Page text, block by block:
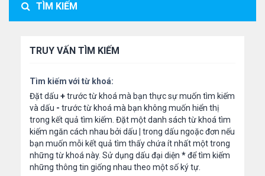
TÌM KIẾM
TRUY VẤN TÌM KIẾM
Tìm kiếm với từ khoá:
Đặt dấu +trước từ khoá mà bạn thực sự muốn tìm kiếm
và dấu - trước từ khoá mà bạn không muốn hiển thị
trong kết quả tìm kiếm. Đặt một danh sách từ khoá tìm
kiếm ngăn cách nhau bởi dấu
trong dấu ngoặc đơn nếu
bạn muốn mỗi kết quả tìm thấy chứa ít nhất một trong
những từ khoá này. Sử dụng dấu đại diện *để tìm kiếm
những thông tin giống nhau theo một số ký tự.